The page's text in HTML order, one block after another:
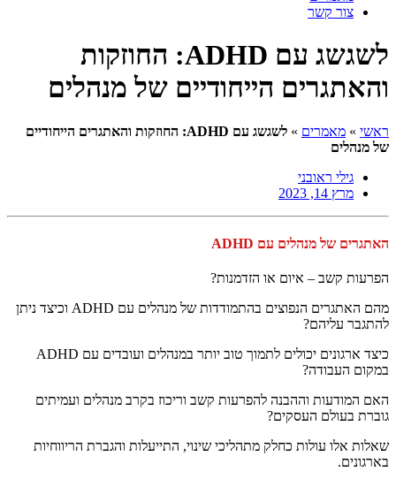
צור קשר
לשגשג עם ADHD: החוזקות
והאתגרים הייחודיים של מנהלים
ראשי » מאמרים »
לשגשג עם ADHD: החוזקות והאתגרים הייחודיים
של מנהלים
גילי ראובני
מרץ 14, 2023
האתגרים של מנהלים עם ADHD
הפרעות קשב – איום או הזדמנות?
מהם האתגרים הנפוצים בהתמודדות של מנהלים עם ADHD וכיצד ניתן
להתגבר עליהם?
כיצד ארגונים יכולים לתמוך טוב יותר במנהלים ועובדים עם ADHD
במקום העבודה?
האם המודעות וההבנה להפרעות קשב וריכוז בקרב מנהלים ועמיתים
גוברת בעולם העסקים?
שאלות אלו עולות כחלק מתהליכי שינוי, התייעלות והגברת הריווחיות
בארגונים.